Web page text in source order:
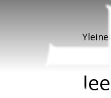
Yleinen